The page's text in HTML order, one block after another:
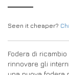
Seen it cheaper?
Fodera di
rinnovare gli